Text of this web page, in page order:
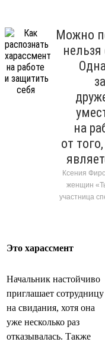
Можно
нельзя
на
от
Ксения
женщин
участница
Это харассмент
Начальник настойчиво
приглашает сотрудницу
на свидания, хотя она
уже несколько раз
отказывалась. Также